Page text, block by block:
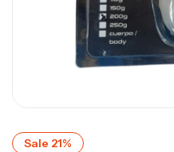
Sale 21%